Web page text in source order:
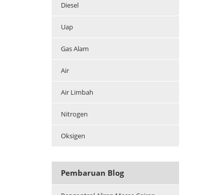
Diesel
Uap
Gas Alam
Air
Air Limbah
Nitrogen
Oksigen
Pembaruan Blog